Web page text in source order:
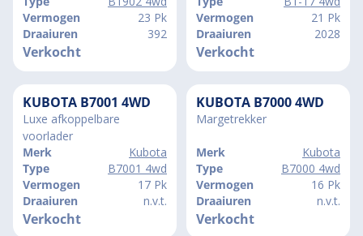
Vermogen
23 Pk
Draaiuren
392
Verkocht
Vermogen
21 Pk
Draaiuren
2028
Verkocht
KUBOTA B7001 4WD
Luxe afkoppelbare
voorlader
Merk
Kubota
Type
B7001 4wd
Vermogen
17 Pk
Draaiuren
n.v.t.
Verkocht
KUBOTA B7000 4WD
Margetrekker
Merk
Kubota
Type
B7000 4wd
Vermogen
16 Pk
Draaiuren
n.v.t.
Verkocht